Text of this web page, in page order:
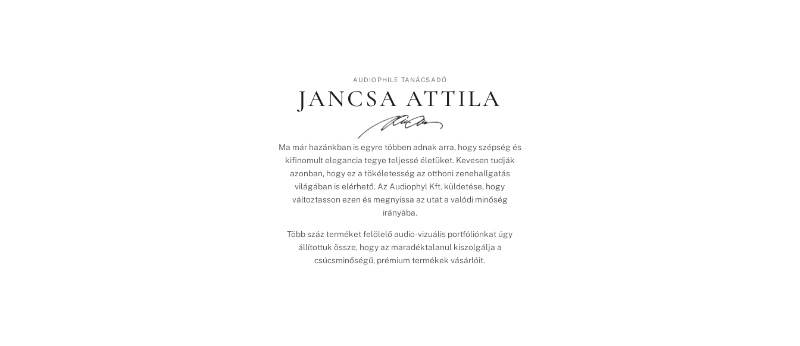
AUDIOPHILE TANÁCSADÓ
JANCSA ATTILA
Ma már hazánkban is egyre többen adnak arra, hogy szépség és
kifinomult elegancia tegye teljessé életüket. Kevesen tudják
azonban, hogy ez a tökéletesség az otthoni zenehallgatás
világában is elérhető. Az Audiophyl Kft. küldetése, hogy
változtasson ezen és megnyissa az utat a valódi minőség
irányába.
Több száz terméket felölelő audio-vizuális portfóliónkat úgy
állítottuk össze, hogy az maradéktalanul kiszolgálja a
csúcsminőségű, prémium termékek vásárlóit.